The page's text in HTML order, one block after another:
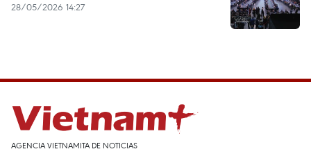
28/05/2026 14:27
AGENCIA VIETNAMITA DE NOTICIAS